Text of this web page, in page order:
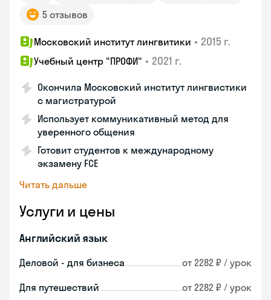
5 отзывов
Московский институт лингвитики • 2015 г.
Учебный центр "ПРОФИ" • 2021 г.
Окончила Московский институт лингвистики
с магистратурой
Использует коммуникативный метод для
уверенного общения
Готовит студентов к международному
экзамену FCE
Читать дальше
Услуги и цены
Английский язык
Деловой - для бизнеса от 2282 ₽ / урок
Для путешествий от 2282 ₽ / урок